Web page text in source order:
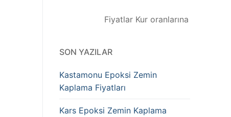
Fiyatlar Kur oranlarına göre
SON YAZILAR
Kastamonu Epoksi Zemin
Kaplama Fiyatları
Kars Epoksi Zemin Kaplama